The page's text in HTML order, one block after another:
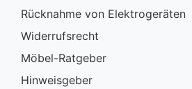
Rücknahme von Elektrogeräten
Widerrufsrecht
Möbel-Ratgeber
Hinweisgeber